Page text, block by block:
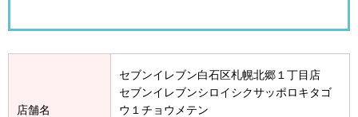
店舗名
セブンイレブン白石区札幌北郷１丁目店
セブンイレブンシロイシクサッポロキタゴ
ウ１チョウメテン